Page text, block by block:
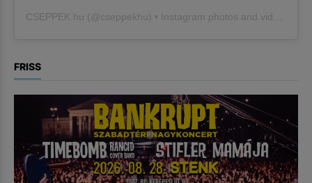
CSEPPEK.hu (@cseppekhu ) • Instagram photos and videos
FRISS